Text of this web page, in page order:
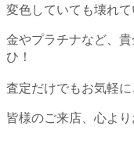
変色していても壊れ
金やプラチナなど、
ひ！
査定だけでもお気軽
皆様のご来店、心よ